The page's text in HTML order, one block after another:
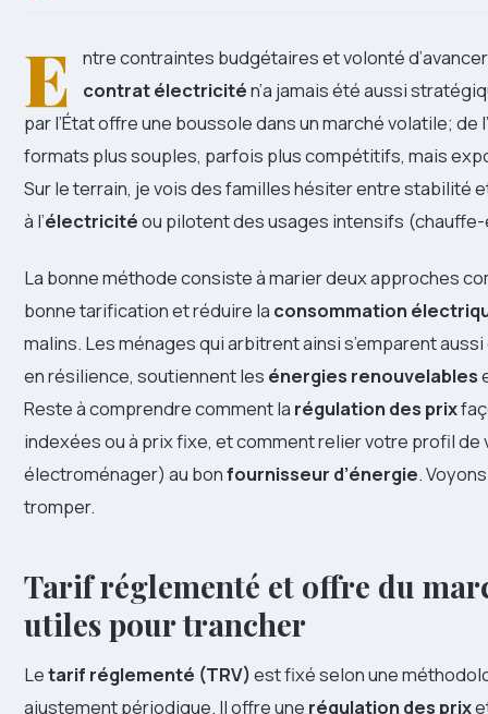
E
ntre contraintes budgétaires et volonté
contrat électricitén’a jamais été aussi
par l’État offre une boussole dans un marché volatile; de
formats plus souples, parfois plus compétitifs, mais
Sur le terrain, je vois des familles hésiter entre stabilité
à l’électricitéou pilotent des usages intensifs
La bonne méthode consiste à marier deux approches
bonne tarification et réduire la consommation
malins. Les ménages qui arbitrent ainsi s’emparent
en résilience, soutiennent les énergies renouvelables
Reste à comprendre comment la régulation des prix
indexées ou à prix fixe, et comment relier votre profil
électroménager) au bonfournisseur d’énergie.
tromper.
Tarif réglementé et offre du
utiles pour trancher
Letarif réglementé (TRV)est fixé selon une
ajustement périodique. Il offre une régulation des prix